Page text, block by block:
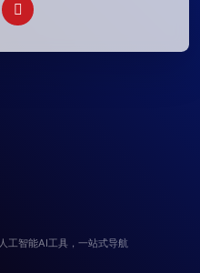
工智能AI工具，一站式导航